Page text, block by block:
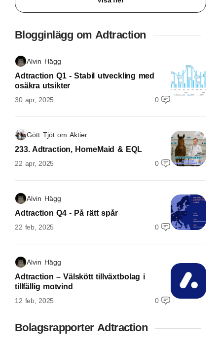
Blogginlägg om Adtraction
Alvin Hägg
Adtraction Q1 - Stabil utveckling med
osäkra utsikter
30 apr, 2025 0
Gött Tjöt om Aktier
233. Adtraction, HomeMaid & EQL
22 apr, 2025 0
Alvin Hägg
Adtraction Q4 - På rätt spår
22 feb, 2025 0
Alvin Hägg
Adtraction – Välskött tillväxtbolag i
tillfällig motvind
12 feb, 2025 0
Bolagsrapporter Adtraction